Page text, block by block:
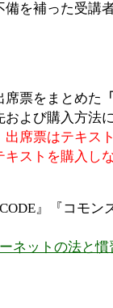
備を補った受講
席票をまとめた
および購入方法
出席票はテキス
ストを購入し
』『コモン
ネットの法と慣